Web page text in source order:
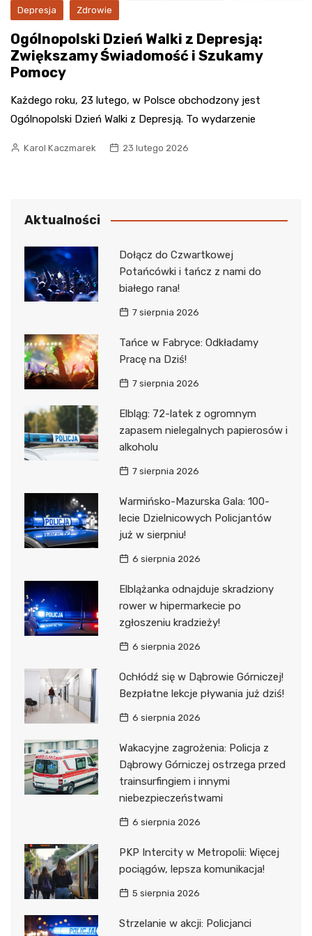
Depresja Zdrowie
Ogólnopolski Dzień Walki z Depresją:
Zwiększamy Świadomość i Szukamy
Pomocy
Każdego roku, 23 lutego, w Polsce obchodzony jest
Ogólnopolski Dzień Walki z Depresją. To wydarzenie
Karol Kaczmarek 23 lutego 2026
Aktualności
Dołącz do Czwartkowej
Potańcówki i tańcz z nami do
białego rana!
7 sierpnia 2026
Tańce w Fabryce: Odkładamy
Pracę na Dziś!
7 sierpnia 2026
Elbląg: 72-latek z ogromnym
zapasem nielegalnych papierosów i
alkoholu
7 sierpnia 2026
Warmińsko-Mazurska Gala: 100-
lecie Dzielnicowych Policjantów
już w sierpniu!
6 sierpnia 2026
Elblążanka odnajduje skradziony
rower w hipermarkecie po
zgłoszeniu kradzieży!
6 sierpnia 2026
Ochłódź się w Dąbrowie Górniczej!
Bezpłatne lekcje pływania już dziś!
6 sierpnia 2026
Wakacyjne zagrożenia: Policja z
Dąbrowy Górniczej ostrzega przed
trainsurfingiem i innymi
niebezpieczeństwami
6 sierpnia 2026
PKP Intercity w Metropolii: Więcej
pociągów, lepsza komunikacja!
5 sierpnia 2026
Strzelanie w akcji: Policjanci